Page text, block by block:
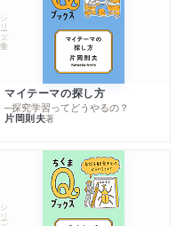
シリーズ・全集
マイテーマの探し方
─探究学習ってどうやるの？
片岡則夫著
シリーズ・全集